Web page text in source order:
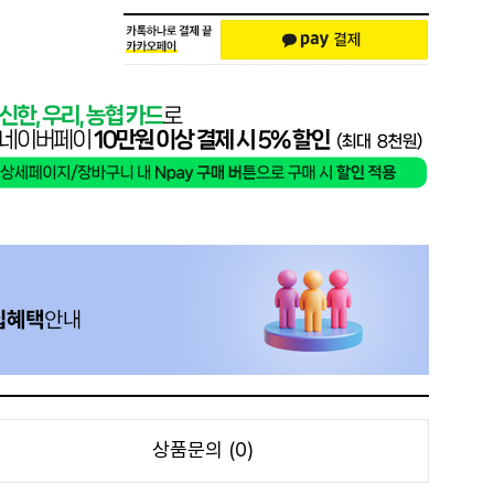
상품문의 (0)